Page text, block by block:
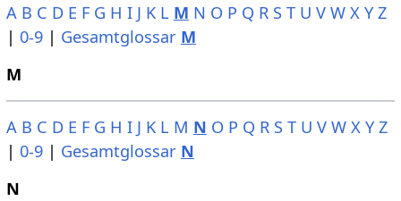
A B C D E F G H I J K L M N O P Q R S T U V W X Y Z
| 0-9| Gesamtglossar M
M
A B C D E F G H I J K L M N O P Q R S T U V W X Y Z
| 0-9| Gesamtglossar N
N